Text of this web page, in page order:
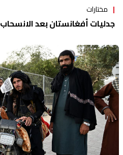
مختارات
جدليات أفغانستان بعد الانسحاب